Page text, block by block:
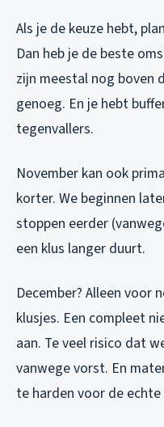
Als je de keuze hebt,
Dan heb je de beste
zijn meestal nog boven
genoeg. En je hebt
tegenvallers.
November kan ook
korter. We beginnen
stoppen eerder
een klus langer duurt.
December? Alleen voor
klusjes. Een compleet
aan. Te veel risico dat
vanwege vorst. En
te harden voor de